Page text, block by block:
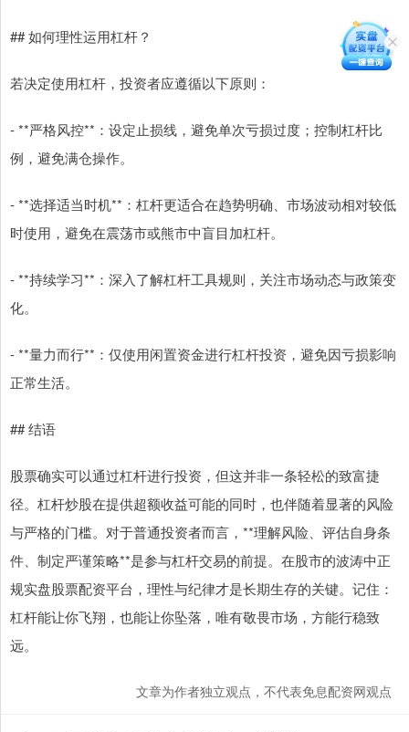
## 如何理性运用杠杆？
若决定使用杠杆，投资者应遵循以下原则：
- **严格风控**：设定止损线，避免单次亏损过度；控制杠杆比
例，避免满仓操作。
- **选择适当时机**：杠杆更适合在趋势明确、市场波动相对较低
时使用，避免在震荡市或熊市中盲目加杠杆。
- **持续学习**：深入了解杠杆工具规则，关注市场动态与政策变
化。
- **量力而行**：仅使用闲置资金进行杠杆投资，避免因亏损影响
正常生活。
## 结语
股票确实可以通过杠杆进行投资，但这并非一条轻松的致富捷
径。杠杆炒股在提供超额收益可能的同时，也伴随着显著的风险
与严格的门槛。对于普通投资者而言，**理解风险、评估自身条
件、制定严谨策略**是参与杠杆交易的前提。在股市的波涛中正
规实盘股票配资平台，理性与纪律才是长期生存的关键。记住：
杠杆能让你飞翔，也能让你坠落，唯有敬畏市场，方能行稳致
远。
文章为作者独立观点，不代表免息配资网观点